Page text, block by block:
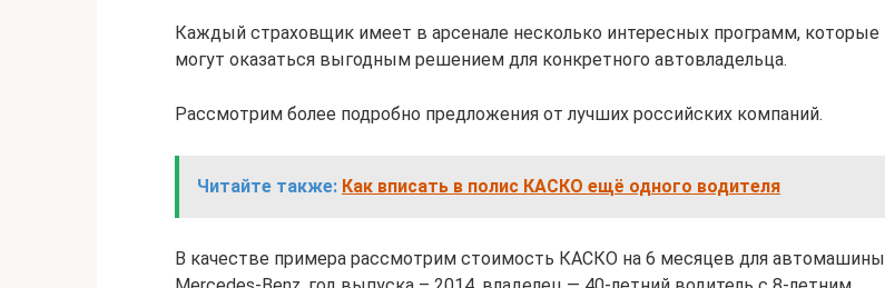
Каждый страховщик имеет в арсенале несколько интересных программ, которые
могут оказаться выгодным решением для конкретного автовладельца.
Рассмотрим более подробно предложения от лучших российских компаний.
Читайте также: Как вписать в полис КАСКО ещё одного водителя
В качестве примера рассмотрим стоимость КАСКО на 6 месяцев для автомашины